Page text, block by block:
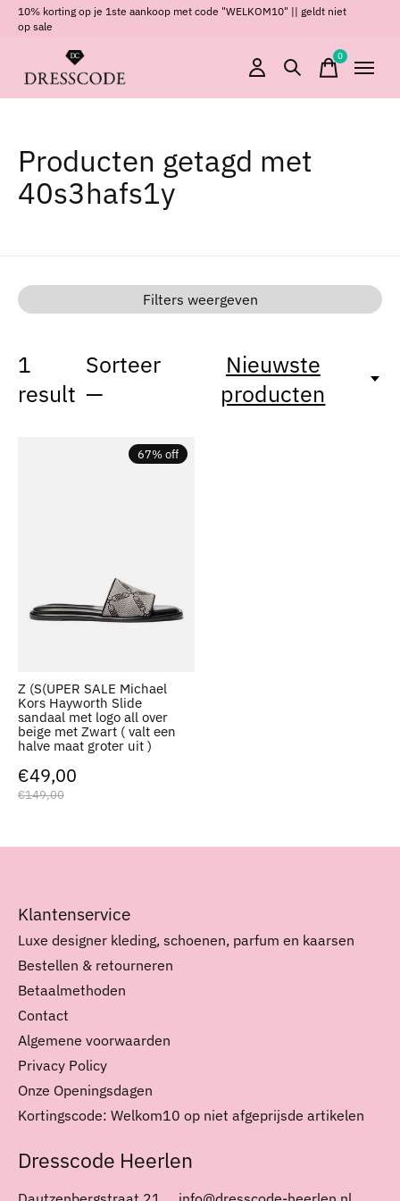
10% korting op je 1ste aankoop met code "WELKOM10" || geldt niet
op sale
0items
Producten getagd met
40s3hafs1y
Filters weergeven
1
result
Sorteer
—
Nieuwste
producten
67% off
Z (S(UPER SALE Michael
Kors Hayworth Slide
sandaal met logo all over
beige met Zwart ( valt een
halve maat groter uit )
€49,00
€149,00
Klantenservice
Luxe designer kleding, schoenen, parfum en kaarsen
Bestellen & retourneren
Betaalmethoden
Contact
Algemene voorwaarden
Privacy Policy
Onze Openingsdagen
Kortingscode: Welkom10 op niet afgeprijsde artikelen
Dresscode Heerlen